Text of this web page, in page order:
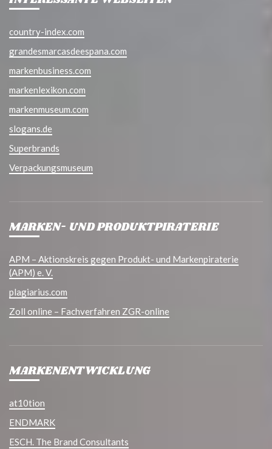
country-index.com
grandesmarcasdeespana.com
markenbusiness.com
markenlexikon.com
markenmuseum.com
slogans.de
Superbrands
Verpackungsmuseum
MARKEN- UND PRODUKTPIRATERIE
APM – Aktionskreis gegen Produkt- und Markenpiraterie
(APM) e. V.
plagiarius.com
Zoll online – Fachverfahren ZGR-online
MARKENENTWICKLUNG
at10tion
ENDMARK
ESCH. The Brand Consultants